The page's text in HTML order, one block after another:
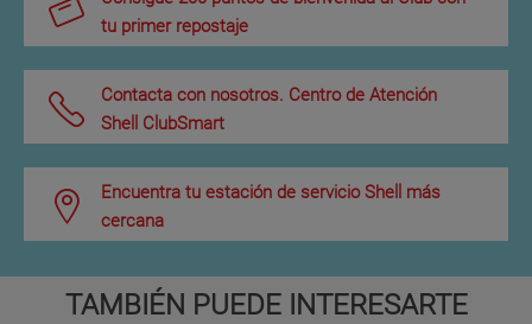
tu primer repostaje
Contacta con nosotros. Centro de Atención
Shell ClubSmart
Encuentra tu estación de servicio Shell más
cercana
TAMBIÉN PUEDE INTERESARTE